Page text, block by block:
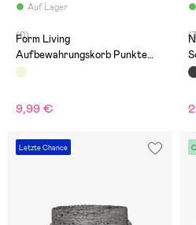
Auf Lager
(0)
Form Living
Aufbewahrungskorb Punkte
Groß, Beige/Schwarz
9,99 €
Letzte Chance